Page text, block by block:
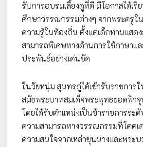
รับการอบรมเลี้ยงดูที่ดี มีโอกาสได้เรี
ศึกษาวรรณกรรมต่างๆ จากพระครูใ
ความรู้ในท้องถิ่น ตั้งแต่เด็กท่านแสด
สามารถพิเศษทางด้านการใช้ภาษาแ
ประพันธ์อย่างเด่นชัด
ในวัยหนุ่ม สุนทรภู่ได้เข้ารับราชการ
สมัยพระบาทสมเด็จพระพุทธยอดฟ้า
โดยได้รับตำแหน่งเป็นข้าราชการระ
ความสามารถทางวรรณกรรมที่โดดเ
ความสนใจจากเหล่าขุนนางและพระ